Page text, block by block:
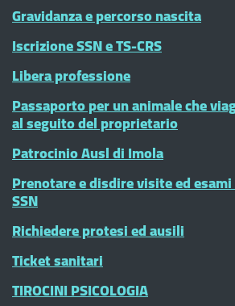
Gravidanza e percorso nascita
Iscrizione SSN e TS-CRS
Libera professione
Passaporto per un animale che
al seguito del proprietario
Patrocinio Ausl di Imola
Prenotare e disdire visite ed
SSN
Richiedere protesi ed ausili
Ticket sanitari
TIROCINI PSICOLOGIA